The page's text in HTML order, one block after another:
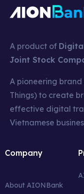
A product of
Joint Stock
A pioneering
Things) to create
effective digital
Vietnamese
Company
About AIONBank